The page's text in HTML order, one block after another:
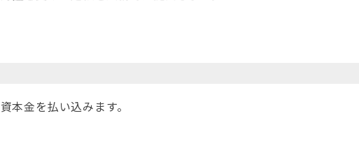
資本金を払い込みます。